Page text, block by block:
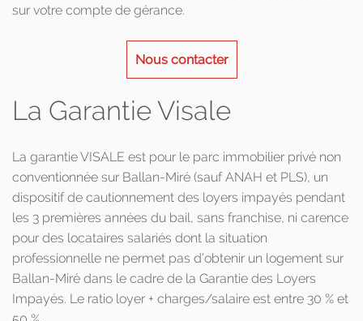
sur votre compte de gérance.
Nous contacter
La Garantie Visale
La garantie VISALE est pour le parc immobilier privé non
conventionnée sur Ballan-Miré (sauf ANAH et PLS), un
dispositif de cautionnement des loyers impayés pendant
les 3 premières années du bail, sans franchise, ni carence
pour des locataires salariés dont la situation
professionnelle ne permet pas d’obtenir un logement sur
Ballan-Miré dans le cadre de la Garantie des Loyers
Impayés. Le ratio loyer + charges/salaire est entre 30 % et